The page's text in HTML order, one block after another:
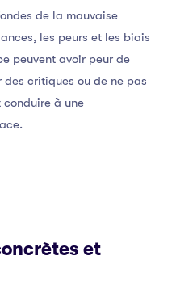
de la mauvaise
les peurs et les biais
peuvent avoir peur de
critiques ou de ne pas
conduire à une
et